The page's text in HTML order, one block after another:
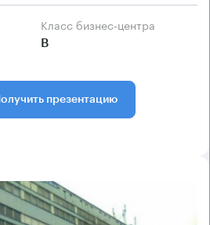
Класс бизнес-центра
B
презентацию